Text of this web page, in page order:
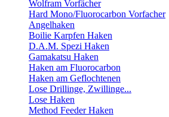
Wolfram Vorfächer
Hard Mono/Fluorocarbon Vorfacher
Angelhaken
Boilie Karpfen Haken
D.A.M. Spezi Haken
Gamakatsu Haken
Haken am Fluorocarbon
Haken am Geflochtenen
Lose Drillinge, Zwillinge...
Lose Haken
Method Feeder Haken